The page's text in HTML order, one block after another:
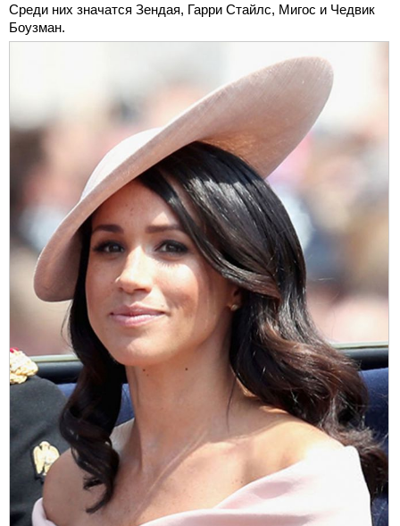
Среди них значатся Зендая, Гарри Стайлс, Мигос и Чедвик
Боузман.